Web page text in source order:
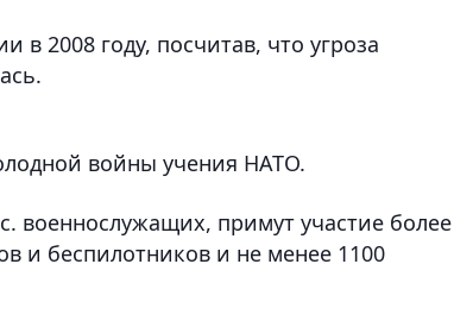
2008 году, посчитав, что угроза
войны учения НАТО.
военнослужащих, примут участие более
и беспилотников и не менее 1100